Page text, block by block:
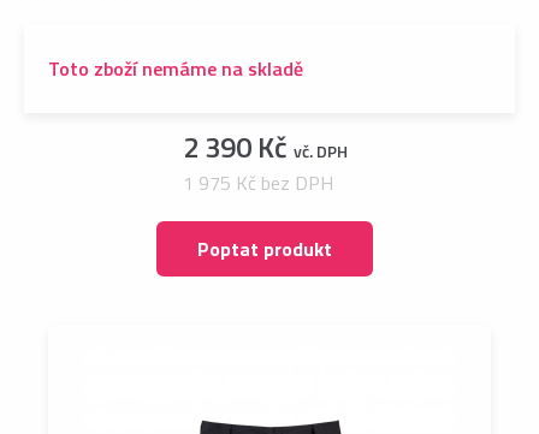
Toto zboží nemáme na skladě
2 390 Kč vč. DPH
1 975 Kč bez DPH
Poptat produkt